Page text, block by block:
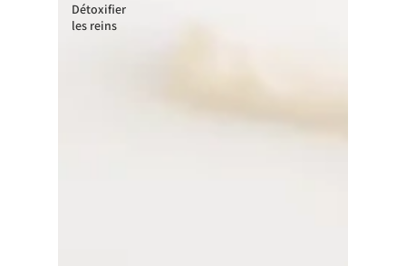
Détoxifier
les reins